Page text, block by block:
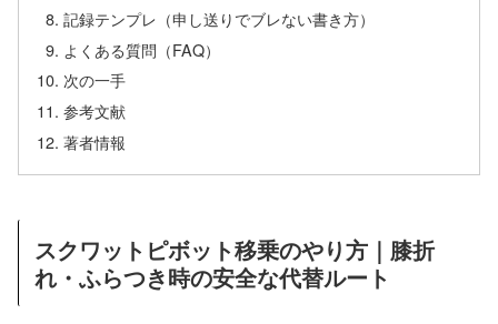
記録テンプレ（申し送りでブレない書き方）
よくある質問（FAQ）
次の一手
参考文献
著者情報
スクワットピボット移乗のやり方｜膝折
れ・ふらつき時の安全な代替ルート